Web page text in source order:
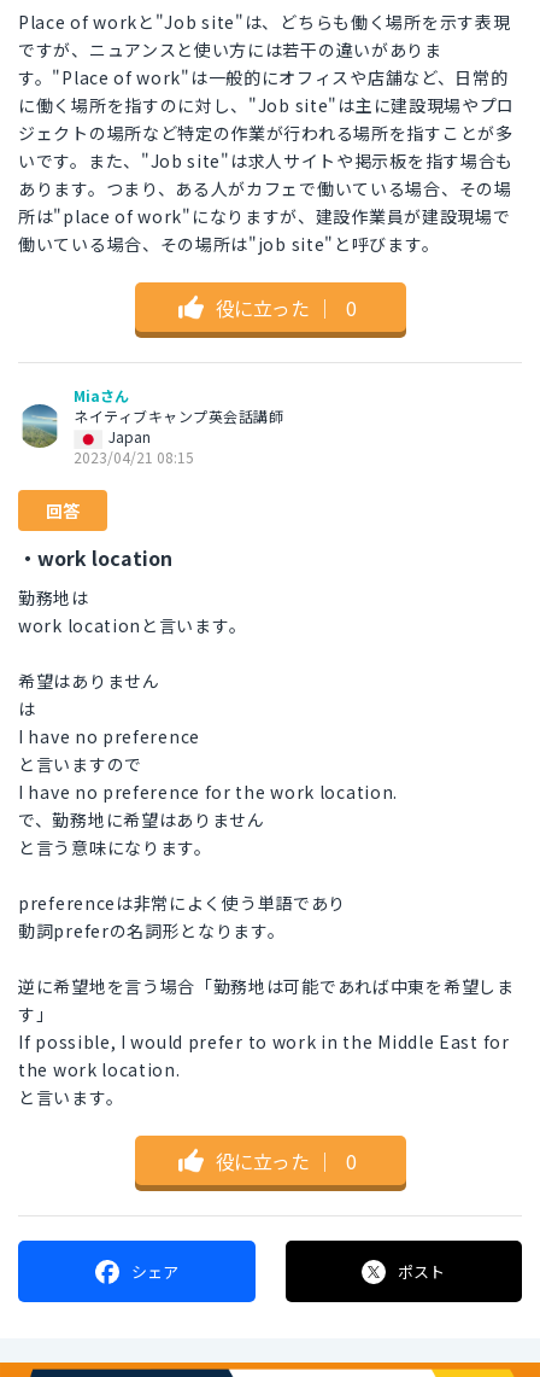
Place of workと"Job site"は、どちらも働く場所を示す表現
ですが、ニュアンスと使い方には若干の違いがありま
す。"Place of work"は一般的にオフィスや店舗など、日常的
に働く場所を指すのに対し、"Job site"は主に建設現場やプロ
ジェクトの場所など特定の作業が行われる場所を指すことが多
いです。また、"Job site"は求人サイトや掲示板を指す場合も
あります。つまり、ある人がカフェで働いている場合、その場
所は"place of work"になりますが、建設作業員が建設現場で
働いている場合、その場所は"job site"と呼びます。
役に立った ｜ 0
Miaさん
ネイティブキャンプ英会話講師
Japan
2023/04/21 08:15
回答
・work location
勤務地は
work locationと言います。
希望はありません
は
I have no preference
と言いますので
I have no preference for the work location.
で、勤務地に希望はありません
と言う意味になります。
preferenceは非常によく使う単語であり
動詞preferの名詞形となります。
逆に希望地を言う場合「勤務地は可能であれば中東を希望しま
す」
If possible, I would prefer to work in the Middle East for
the work location.
と言います。
役に立った ｜ 0
シェア ポスト